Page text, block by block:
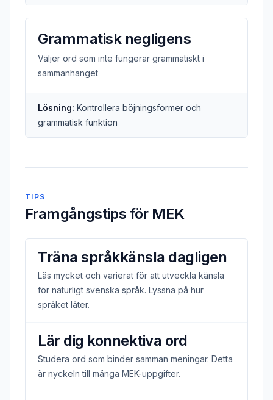
Grammatisk negligens
Väljer ord som inte fungerar grammatiskt i
sammanhanget
Lösning: Kontrollera böjningsformer och
grammatisk funktion
TIPS
Framgångstips för MEK
Träna språkkänsla dagligen
Läs mycket och varierat för att utveckla känsla
för naturligt svenska språk. Lyssna på hur
språket låter.
Lär dig konnektiva ord
Studera ord som binder samman meningar. Detta
är nyckeln till många MEK-uppgifter.